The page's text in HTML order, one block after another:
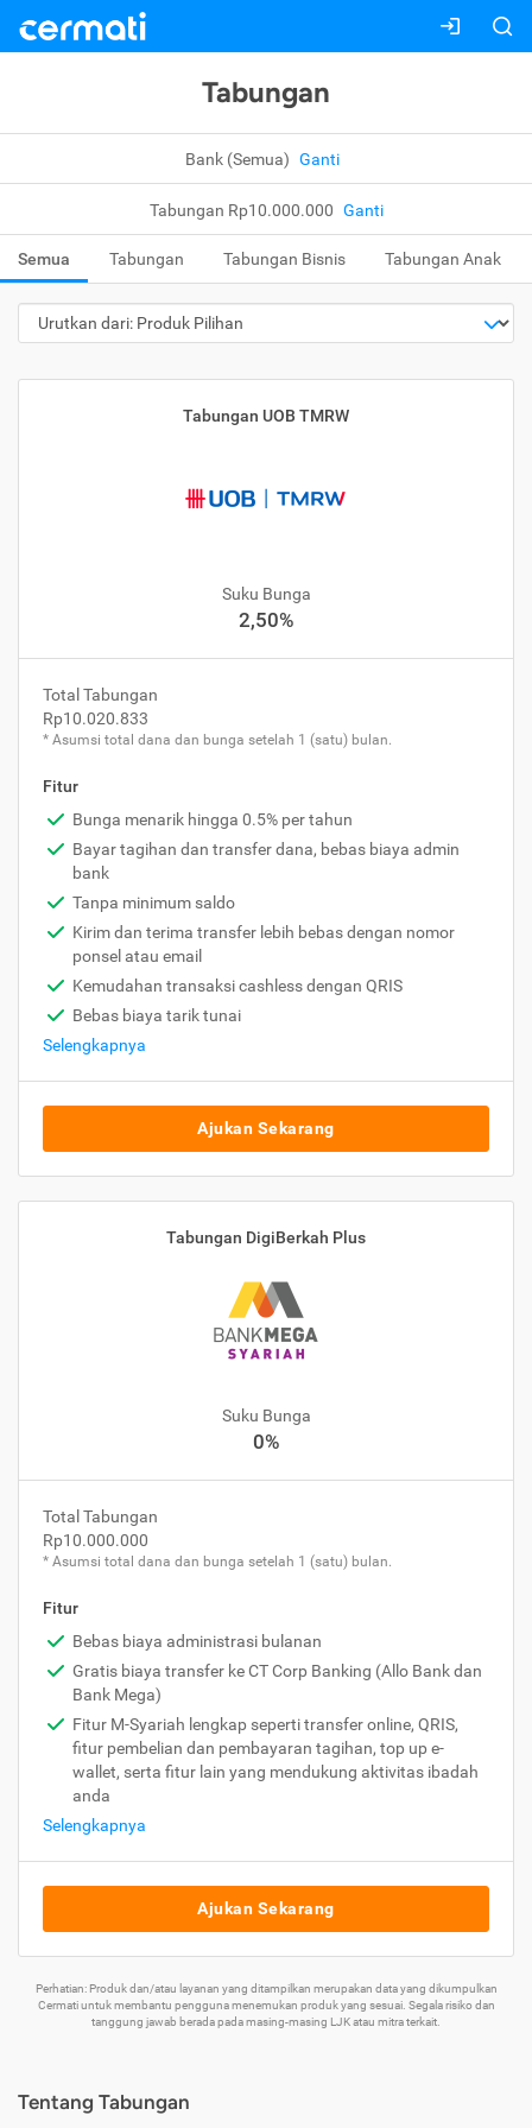
Tabungan
Bank (Semua) Ganti
Tabungan Rp10.000.000 Ganti
Semua Tabungan Tabungan Bisnis Tabungan Anak
Tabungan UOB TMRW
Suku Bunga
2,50%
Total Tabungan
Rp10.020.833
* Asumsi total dana dan bunga setelah 1 (satu) bulan.
Fitur
Bunga menarik hingga 0.5% per tahun
Bayar tagihan dan transfer dana, bebas biaya admin
bank
Tanpa minimum saldo
Kirim dan terima transfer lebih bebas dengan nomor
ponsel atau email
Kemudahan transaksi cashless dengan QRIS
Bebas biaya tarik tunai
Selengkapnya
Ajukan Sekarang
Tabungan DigiBerkah Plus
Suku Bunga
0%
Total Tabungan
Rp10.000.000
* Asumsi total dana dan bunga setelah 1 (satu) bulan.
Fitur
Bebas biaya administrasi bulanan
Gratis biaya transfer ke CT Corp Banking (Allo Bank dan
Bank Mega)
Fitur M-Syariah lengkap seperti transfer online, QRIS,
fitur pembelian dan pembayaran tagihan, top up e-
wallet, serta fitur lain yang mendukung aktivitas ibadah
anda
Selengkapnya
Ajukan Sekarang
Perhatian: Produk dan/atau layanan yang ditampilkan merupakan data yang dikumpulkan
Cermati untuk membantu pengguna menemukan produk yang sesuai. Segala risiko dan
tanggung jawab berada pada masing-masing LJK atau mitra terkait.
Tentang Tabungan